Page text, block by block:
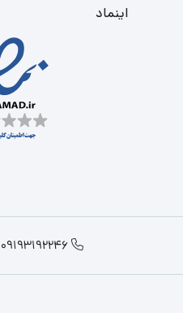
اینماد
09193192246